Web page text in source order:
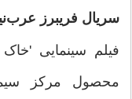
سریال فریبرز
فیلم سینمایی
محصول مرکز